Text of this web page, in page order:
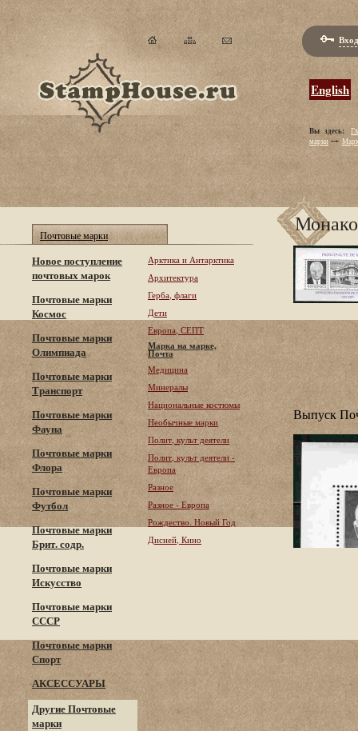
English
Вы здесь:
марки
Почтовые марки
Новое поступление
почтовых марок
Почтовые марки
Космос
Почтовые марки
Олимпиада
Почтовые марки
Транспорт
Почтовые марки
Фауна
Почтовые марки
Флора
Почтовые марки
Футбол
Почтовые марки
Брит. содр.
Почтовые марки
Искусство
Почтовые марки
СССР
Почтовые марки
Спорт
АКСЕССУАРЫ
Другие Почтовые
марки
Арктика и Антарктика
Архитектура
Герба, флаги
Дети
Европа, СЕПТ
Марка на марке,
Почта
Медицина
Минералы
Национальные костюмы
Необычные марки
Полит, культ деятели
Полит, культ деятели -
Европа
Разное
Разное - Европа
Рождество. Новый Год
Дисней, Кино
Выпуск